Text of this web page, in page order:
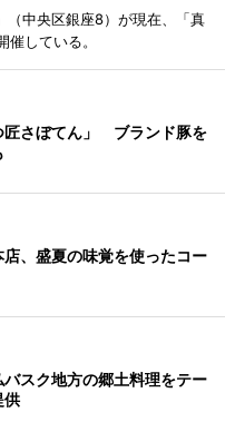
（中央区銀座8）が現在、「真
している。
匠さぼてん」 ブランド豚を
、盛夏の味覚を使ったコー
スク地方の郷土料理をテー
供